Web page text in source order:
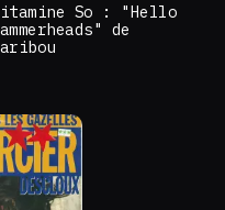
So : "Hello
de